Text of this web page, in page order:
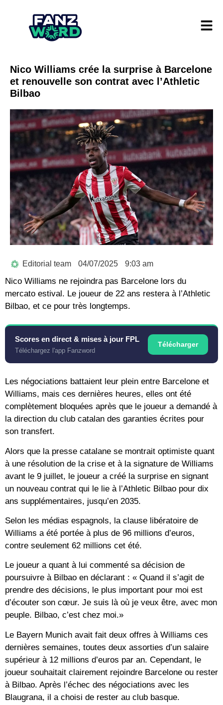
Nico Williams crée la surprise à Barcelone
et renouvelle son contrat avec l’Athletic
Bilbao
Editorial team 04/07/2025 9:03 am
Nico Williams ne rejoindra pas Barcelone lors du
mercato estival. Le joueur de 22 ans restera à l’Athletic
Bilbao, et ce pour très longtemps.
Scores en direct & mises à jour FPL
Téléchargez l'app Fanzword
Télécharger
Les négociations battaient leur plein entre Barcelone et
Williams, mais ces dernières heures, elles ont été
complètement bloquées après que le joueur a demandé à
la direction du club catalan des garanties écrites pour
son transfert.
Alors que la presse catalane se montrait optimiste quant
à une résolution de la crise et à la signature de Williams
avant le 9 juillet, le joueur a créé la surprise en signant
un nouveau contrat qui le lie à l’Athletic Bilbao pour dix
ans supplémentaires, jusqu’en 2035.
Selon les médias espagnols, la clause libératoire de
Williams a été portée à plus de 96 millions d’euros,
contre seulement 62 millions cet été.
Le joueur a quant à lui commenté sa décision de
poursuivre à Bilbao en déclarant : « Quand il s’agit de
prendre des décisions, le plus important pour moi est
d’écouter son cœur. Je suis là où je veux être, avec mon
peuple. Bilbao, c’est chez moi.»
Le Bayern Munich avait fait deux offres à Williams ces
dernières semaines, toutes deux assorties d’un salaire
supérieur à 12 millions d’euros par an. Cependant, le
joueur souhaitait clairement rejoindre Barcelone ou rester
à Bilbao. Après l’échec des négociations avec les
Blaugrana, il a choisi de rester au club basque.